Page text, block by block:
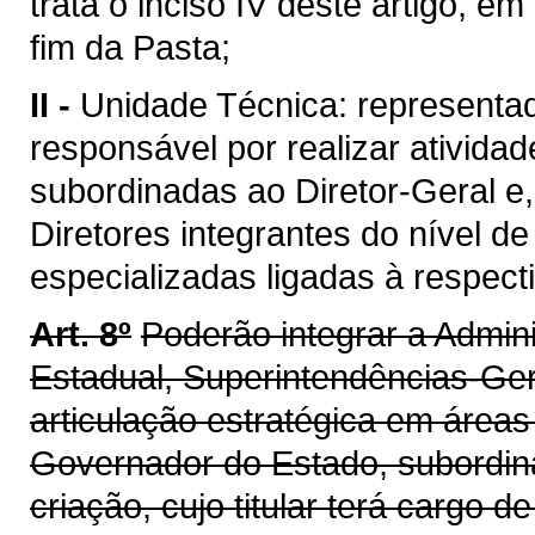
fim da Pasta;
II - Unidade Técnica:
responsável por realizar
subordinadas ao Diretor-Geral
Diretores integrantes do nível
especializadas ligadas à
Art. 8º Poderão integrar a
Estadual, Superintendências-
articulação estratégica em
Governador do Estado,
criação, cujo titular terá cargo